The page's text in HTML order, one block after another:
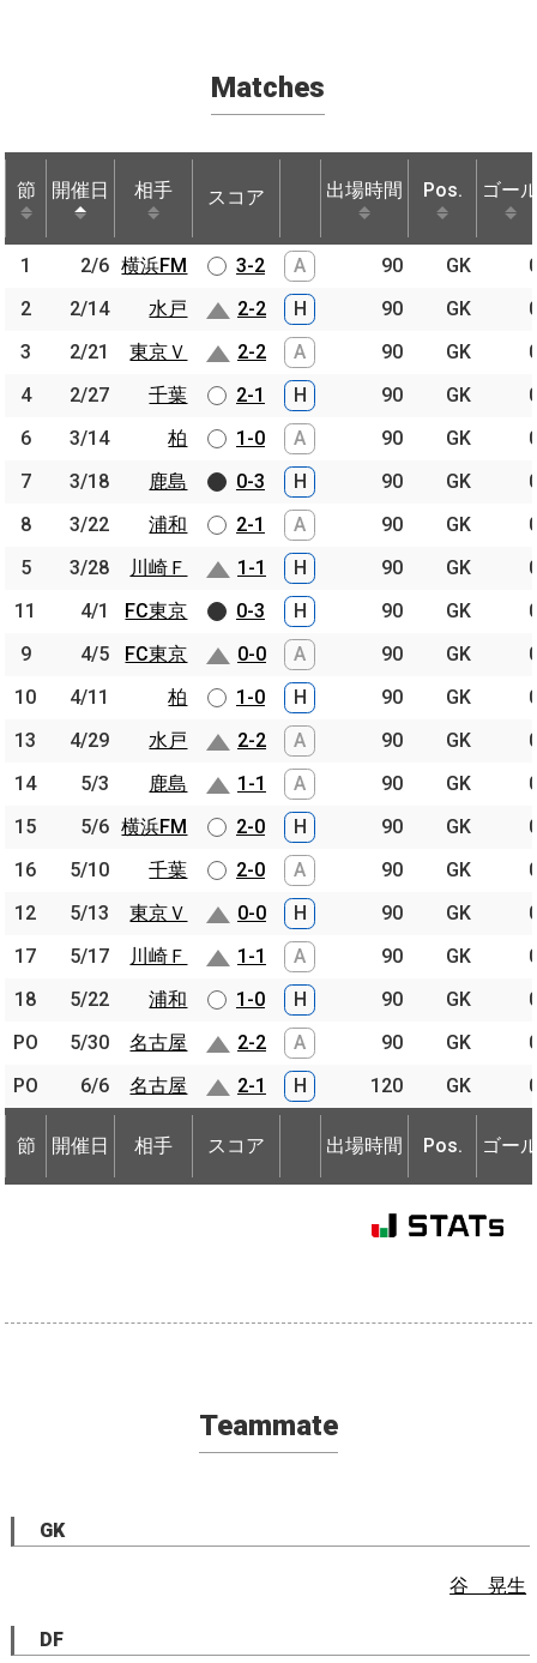
Matches
節 開催日 相手 スコア 出場時間 Pos. ゴー
節 開催日 相手 スコア 出場時間 Pos. ゴー
1 2/6 横浜FM 3-2 A 90 GK
2
2/14 水戸 2-2 H 90 GK
3
2/21 東京Ｖ 2-2 A 90 GK
4
2/27 千葉 2-1 H 90 GK
6
3/14 柏 1-0 A 90 GK
7
3/18 鹿島 0-3 H 90 GK
8
3/22 浦和 2-1 A 90 GK
5
3/28 川崎Ｆ 1-1 H 90 GK
11
4/1 FC東京 0-3 H 90 GK
9
4/5 FC東京 0-0 A 90 GK
10
4/11 柏 1-0 H 90 GK
13
4/29 水戸 2-2 A 90 GK
14
5/3 鹿島 1-1 A 90 GK
15
5/6 横浜FM 2-0 H 90 GK
16
5/10 千葉 2-0 A 90 GK
12
5/13 東京Ｖ 0-0 H 90 GK
17
5/17 川崎Ｆ 1-1 A 90 GK
18
5/22 浦和 1-0 H 90 GK
PO
5/30 名古屋 2-2 A 90 GK
PO
6/6 名古屋 2-1 H 120 GK
節 開催日 相手 スコア 出場時間 Pos. ゴー
節 開催日 相手
1 2/6 横浜FM
2
2/14
水戸
3
2/21
東京Ｖ
4
2/27
千葉
6
3/14
柏
7
3/18
鹿島
8
3/22
浦和
5
3/28
川崎Ｆ
11
4/1
FC東京
9
4/5
FC東京
10
4/11
柏
13
4/29
水戸
14
5/3
鹿島
15
5/6 横浜FM
16
5/10
千葉
12
5/13
東京Ｖ
17
5/17
川崎Ｆ
18
5/22
浦和
PO
5/30
名古屋
PO
6/6 名古屋
節 開催日 相手
Teammate
GK
谷 晃生
DF